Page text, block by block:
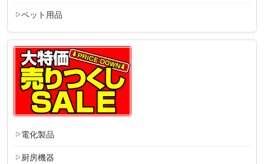
ペット用品
電化製品
厨房機器